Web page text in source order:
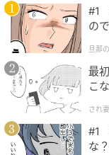
#1
の
ク
旦那
最
こ
され
#1
な